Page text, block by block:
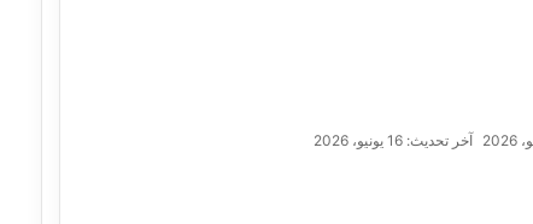
آخر تحديث: 16 يونيو، 2026